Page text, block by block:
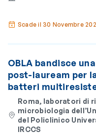
Scade il 30 Novembre
OBLA bandisce
post-lauream per
batteri
Roma, laboratori di
microbiologia
del Policlinico
IRCCS